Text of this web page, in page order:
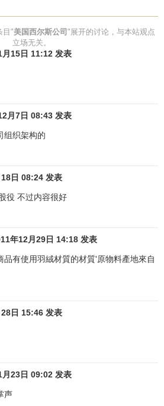
需要的生活用品一应俱全，从农业
瓢僵，无所不有，至今仍被一些商
如不满意，原款退还" 的方针，把买
方兢兢业业。到70年代中期，西尔
有数十亿美元之多，遥遥领先于美
，西尔斯公司大力推行的邮购商
德国有100亿马克，日本超过了1万
镑，意大利1.3万亿
洛森沃尔德的班，伍德早年在西
大战晋升为将军，主持军需物资的
过联邦政府勋章。战后被西尔斯公
当时美国市场的变化，尤其是农村
业，另一方面，则以更大力量着重
，扩大服务对象，同时为城市居民
年，西尔斯陆续开设了324
零售营业额已经超出过去邮购销售
了加强商店管理的新课题，可是
理的头10几年时间里，对提拔、挑
得紧而又紧，这种重视培养人才的
续至今，成为西尔斯公司不断发
目"美国西尔斯公司"展开的讨论，与本站观点
立场无关。
15日 11:12 发表
月7日 08:43 发表
组织架构的
日 08:24 发表
役 不过内容很好
年12月29日 14:18 发表
品有使用羽絨材質的材質'原物料產地來自
日 15:46 发表
23日 09:02 发表
声